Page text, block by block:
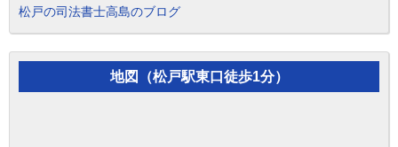
松戸の司法書士高島のブログ
地図（松戸駅東口徒歩1分）